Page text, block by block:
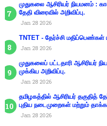
முதுகலை ஆசிரியர் நியமனம் :
தேதி விரைவில் அறிவிப்பு.
Jan 28 2026
TNTET - தேர்ச்சி மதிப்பெண்கள்
Jan 28 2026
முதுகலைப் பட்டதாரி ஆசிரியர்
முக்கிய அறிவிப்பு.
Jan 28 2026
தமிழகத்தில் ஆசிரியர் தகுதித்
புதிய நடைமுறைகள் மற்றும்
Jan 28 2026